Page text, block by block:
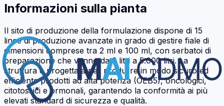
Informazioni sulla pianta
Il sito di produzione della formulazione dispone di 15
linee di produzione avanzate in grado di gestire fiale di
dimensioni comprese tra 2 ml e 100 ml, con serbatoi di
preparazione che vanno da 3 litri a 5.000 litri. La
struttura è progettata per produrre in modo sicuro ed
efficiente prodotti ad alta potenza (OEB5), oncologici,
citotossici e ormonali, garantendo la conformità ai più
elevati standard di sicurezza e qualità.